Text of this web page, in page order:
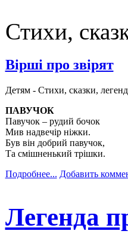
Стихи,
Вірші про звірят
Детям - Стихи, сказки,
ПАВУЧОК
Павучок – рудий бочок
Мив надвечір ніжки.
Був він добрий павучок,
Та смішненький трішки.
Подробнее... Добавить
Легенда